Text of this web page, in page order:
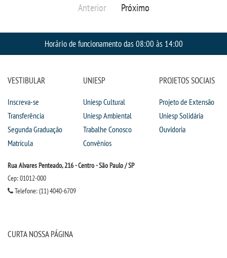
Anterior Próximo
Horário de funcionamento das 08:00 às 14:00
VESTIBULAR
Inscreva-se
Transferência
Segunda Graduação
Matrícula
UNIESP
Uniesp Cultural
Uniesp Ambiental
Trabalhe Conosco
Convênios
PROJETOS SOCIAIS
Projeto de Extensão
Uniesp Solidária
Ouvidoria
Rua Alvares Penteado, 216 - Centro - São Paulo / SP
Cep: 01012-000
Telefone: (11) 4040-6709
CURTA NOSSA PÁGINA